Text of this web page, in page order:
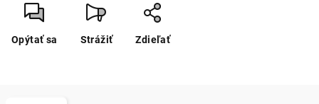
Opýtať sa Strážiť Zdieľať